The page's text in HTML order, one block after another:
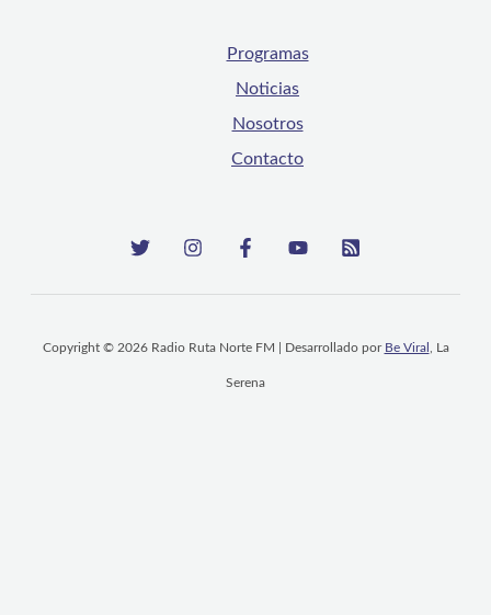
Programas
Noticias
Nosotros
Contacto
Copyright © 2026 Radio Ruta Norte FM | Desarrollado por Be Viral , La
Serena